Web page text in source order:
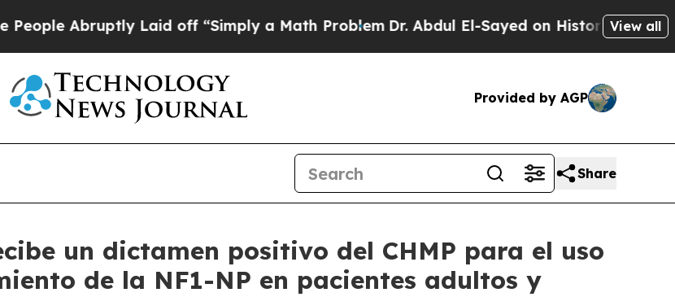
Laid off “Simply a Math ProblemDr. Abdul El-Sayed on Historic Michigan Win:View all
Provided by AGP
Share
un dictamen positivo del CHMP para el uso
de la NF1-NP en pacientes adultos y